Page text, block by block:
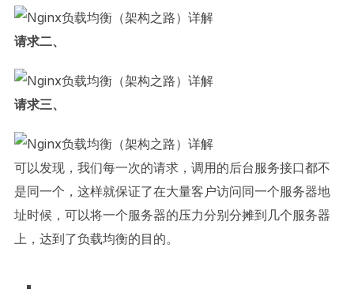
请求二、
请求三、
可以发现，我们每一次的请求，调用的后台服务接口都不
是同一个，这样就保证了在大量客户访问同一个服务器地
址时候，可以将一个服务器的压力分别分摊到几个服务器
上，达到了负载均衡的目的。